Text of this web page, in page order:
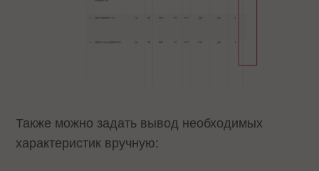
Также можно задать вывод необходимых
характеристик вручную: